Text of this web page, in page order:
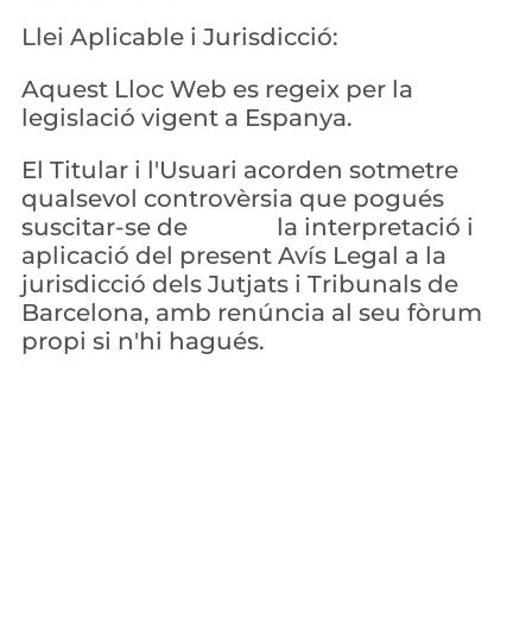
Llei Aplicable i Jurisdicció:
Aquest Lloc Web es regeix per la
legislació vigent a Espanya.
El Titular i l'Usuari acorden sotmetre
qualsevol controvèrsia que pogués
suscitar-se de               la interpretació i
aplicació del present Avís Legal a la
jurisdicció dels Jutjats i Tribunals de
Barcelona, ​​amb renúncia al seu fòrum
propi si n'hi hagués.